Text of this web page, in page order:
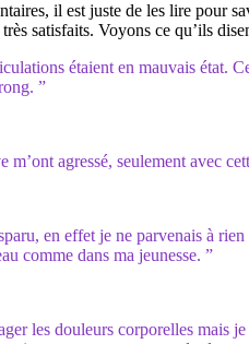
il est juste de les lire
satisfaits. Voyons ce qu’ils
étaient en mauvais état.
”
agressé, seulement avec
en effet je ne parvenais à
comme dans ma jeunesse. ”
les douleurs corporelles